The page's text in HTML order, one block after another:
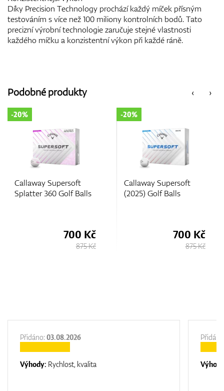
Díky Precision Technology prochází každý míček přísným
testováním s více než 100 miliony kontrolních bodů. Tato
precizní výrobní technologie zaručuje stejné vlastnosti
každého míčku a konzistentní výkon při každé ráně.
‹
Podobné produkty ›
Callaway Supersoft
(2025) Golf Balls
-20%
700 Kč
875 Kč
Callaway Chrome Soft
X 2022
-25%
1.220 Kč
1.630 Kč
Přidáno: 03.08.2026
Výhody: Rychlost, kvalita